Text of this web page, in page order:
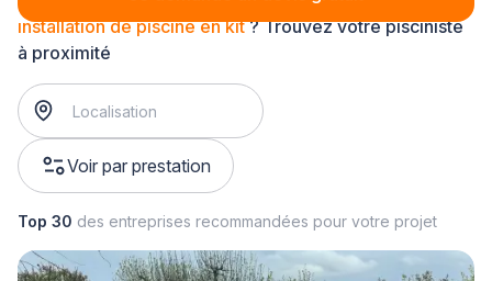
installation de piscine en kit? Trouvez votre pisciniste
à proximité
Voir par prestation
Top 30 des entreprises recommandées pour votre projet